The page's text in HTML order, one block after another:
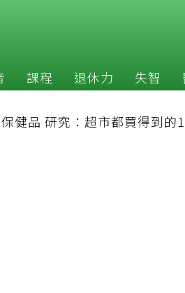
課程 退休力 失智
健品 研究：超市都買得到的